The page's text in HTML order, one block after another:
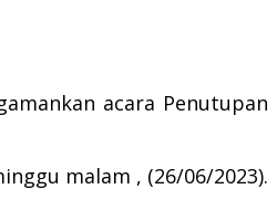
acara Penutupan
malam , (26/06/2023).